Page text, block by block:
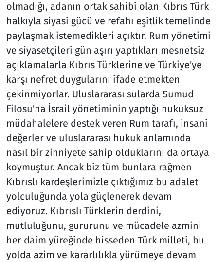
olmadığı, adanın ortak sahibi olan Kıbrıs Türk
halkıyla siyasi gücü ve refahı eşitlik temelinde
paylaşmak istemedikleri açıktır. Rum yönetimi
ve siyasetçileri gün aşırı yaptıkları mesnetsiz
açıklamalarla Kıbrıs Türklerine ve Türkiye'ye
karşı nefret duygularını ifade etmekten
çekinmiyorlar. Uluslararası sularda Sumud
Filosu'na İsrail yönetiminin yaptığı hukuksuz
müdahalelere destek veren Rum tarafı, insani
değerler ve uluslararası hukuk anlamında
nasıl bir zihniyete sahip olduklarını da ortaya
koymuştur. Ancak biz tüm bunlara rağmen
Kıbrıslı kardeşlerimizle çıktığımız bu adalet
yolculuğunda yola güçlenerek devam
ediyoruz. Kıbrıslı Türklerin derdini,
mutluluğunu, gururunu ve mücadele azmini
her daim yüreğinde hisseden Türk milleti, bu
yolda azim ve kararlılıkla yürümeye devam